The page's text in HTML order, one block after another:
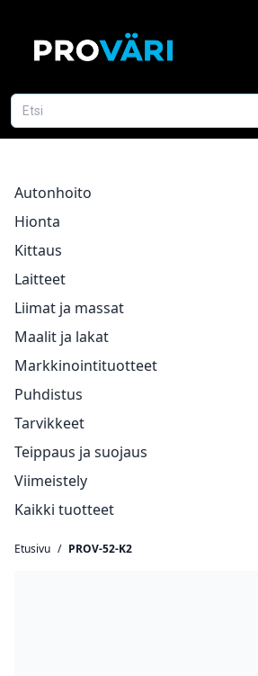
Autonhoito
Hionta
Kittaus
Laitteet
Liimat ja massat
Maalit ja lakat
Markkinointituotteet
Puhdistus
Tarvikkeet
Teippaus ja suojaus
Viimeistely
Kaikki tuotteet
Etusivu / PROV-52-K2